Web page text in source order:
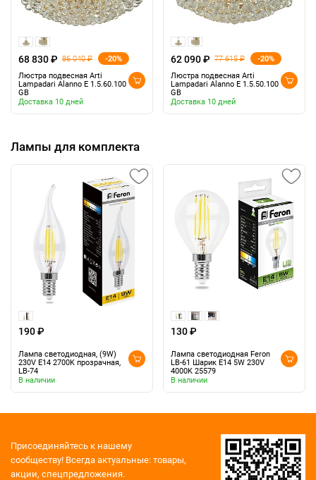
68 830 ₽ 86 040 ₽
-20%
Люстра подвесная Arti
Lampadari Alanno E 1.5.60.100
GB
Доставка 10 дней
62 090 ₽ 77 615 ₽
-20%
Люстра подвесная Arti
Lampadari Alanno E 1.5.50.100
GB
Доставка 10 дней
Лампы для комплекта
190 ₽
Лампа светодиодная, (9W)
230V E14 2700K прозрачная,
LB-74
В наличии
130 ₽
Лампа светодиодная Feron
LB-61 Шарик E14 5W 230V
4000K 25579
В наличии
Присоединяйтесь к нашему
сообществу! Всегда актуальные: товары,
акции, спецпредложения.